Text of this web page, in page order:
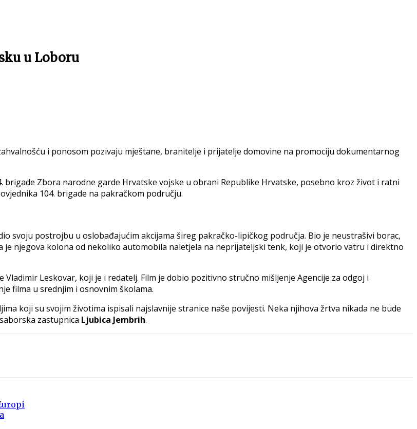
u Loboru
i ponosom pozivaju mještane, branitelje i prijatelje domovine na promociju dokumentarnog
Zbora narodne garde Hrvatske vojske u obrani Republike Hrvatske, posebno kroz život i ratni
104. brigade na pakračkom području.
svoju postrojbu u oslobađajućim akcijama šireg pakračko-lipičkog područja. Bio je neustrašivi borac,
je njegova kolona od nekoliko automobila naletjela na neprijateljski tenk, koji je otvorio vatru i direktno
Leskovar, koji je i redatelj. Film je dobio pozitivno stručno mišljenje Agencije za odgoj i
filma u srednjim i osnovnim školama.
koji su svojim životima ispisali najslavnije stranice naše povijesti. Neka njihova žrtva nikada ne bude
zastupnica Ljubica Jembrih.